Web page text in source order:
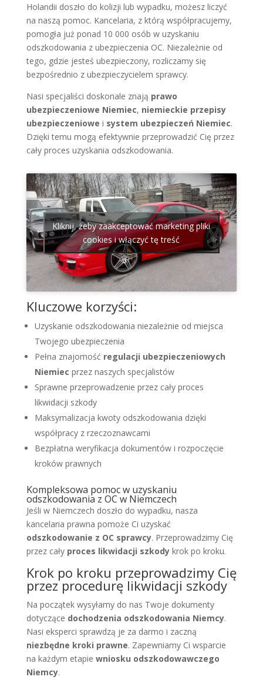
Holandii doszło do kolizji lub wypadku, możesz liczyć
na naszą pomoc. Kancelaria, z którą współpracujemy,
pomogła już ponad 10 000 osób w uzyskaniu
odszkodowania z ubezpieczenia OC. Niezależnie od
tego, gdzie jesteś ubezpieczony, rozliczamy się
bezpośrednio z ubezpieczycielem sprawcy.
Nasi specjaliści doskonale znają prawo
ubezpieczeniowe Niemiec, niemieckie przepisy
ubezpieczeniowe i system ubezpieczeń Niemiec.
Dzięki temu mogą efektywnie przeprowadzić Cię przez
cały proces uzyskania odszkodowania.
Kliknij, żeby zaakceptować marketing pliki
cookies i włączyć tę treść
Kluczowe korzyści:
Uzyskanie odszkodowania niezależnie od miejsca
Twojego ubezpieczenia
Pełna znajomość regulacji ubezpieczeniowych
Niemiec przez naszych specjalistów
Sprawne przeprowadzenie przez cały proces
likwidacji szkody
Maksymalizacja kwoty odszkodowania dzięki
współpracy z rzeczoznawcami
Bezpłatna weryfikacja dokumentów i rozpoczęcie
kroków prawnych
Kompleksowa pomoc w uzyskaniu
odszkodowania z OC w Niemczech
Jeśli w Niemczech doszło do wypadku, nasza
kancelaria prawna pomoże Ci uzyskać
odszkodowanie z OC sprawcy. Przeprowadzimy Cię
przez cały proces likwidacji szkodykrok po kroku.
Krok po kroku przeprowadzimy Cię
przez procedurę likwidacji szkody
Na początek wysyłamy do nas Twoje dokumenty
dotyczące dochodzenia odszkodowania Niemcy.
Nasi eksperci sprawdzą je za darmo i zaczną
niezbędne kroki prawne. Zapewniamy Ci wsparcie
na każdym etapie wniosku odszkodowawczego
Niemcy.